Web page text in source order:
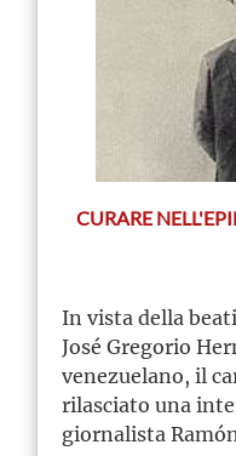
CURARE
In vista della
José Gregorio
venezuelano, il
rilasciato una
giornalista